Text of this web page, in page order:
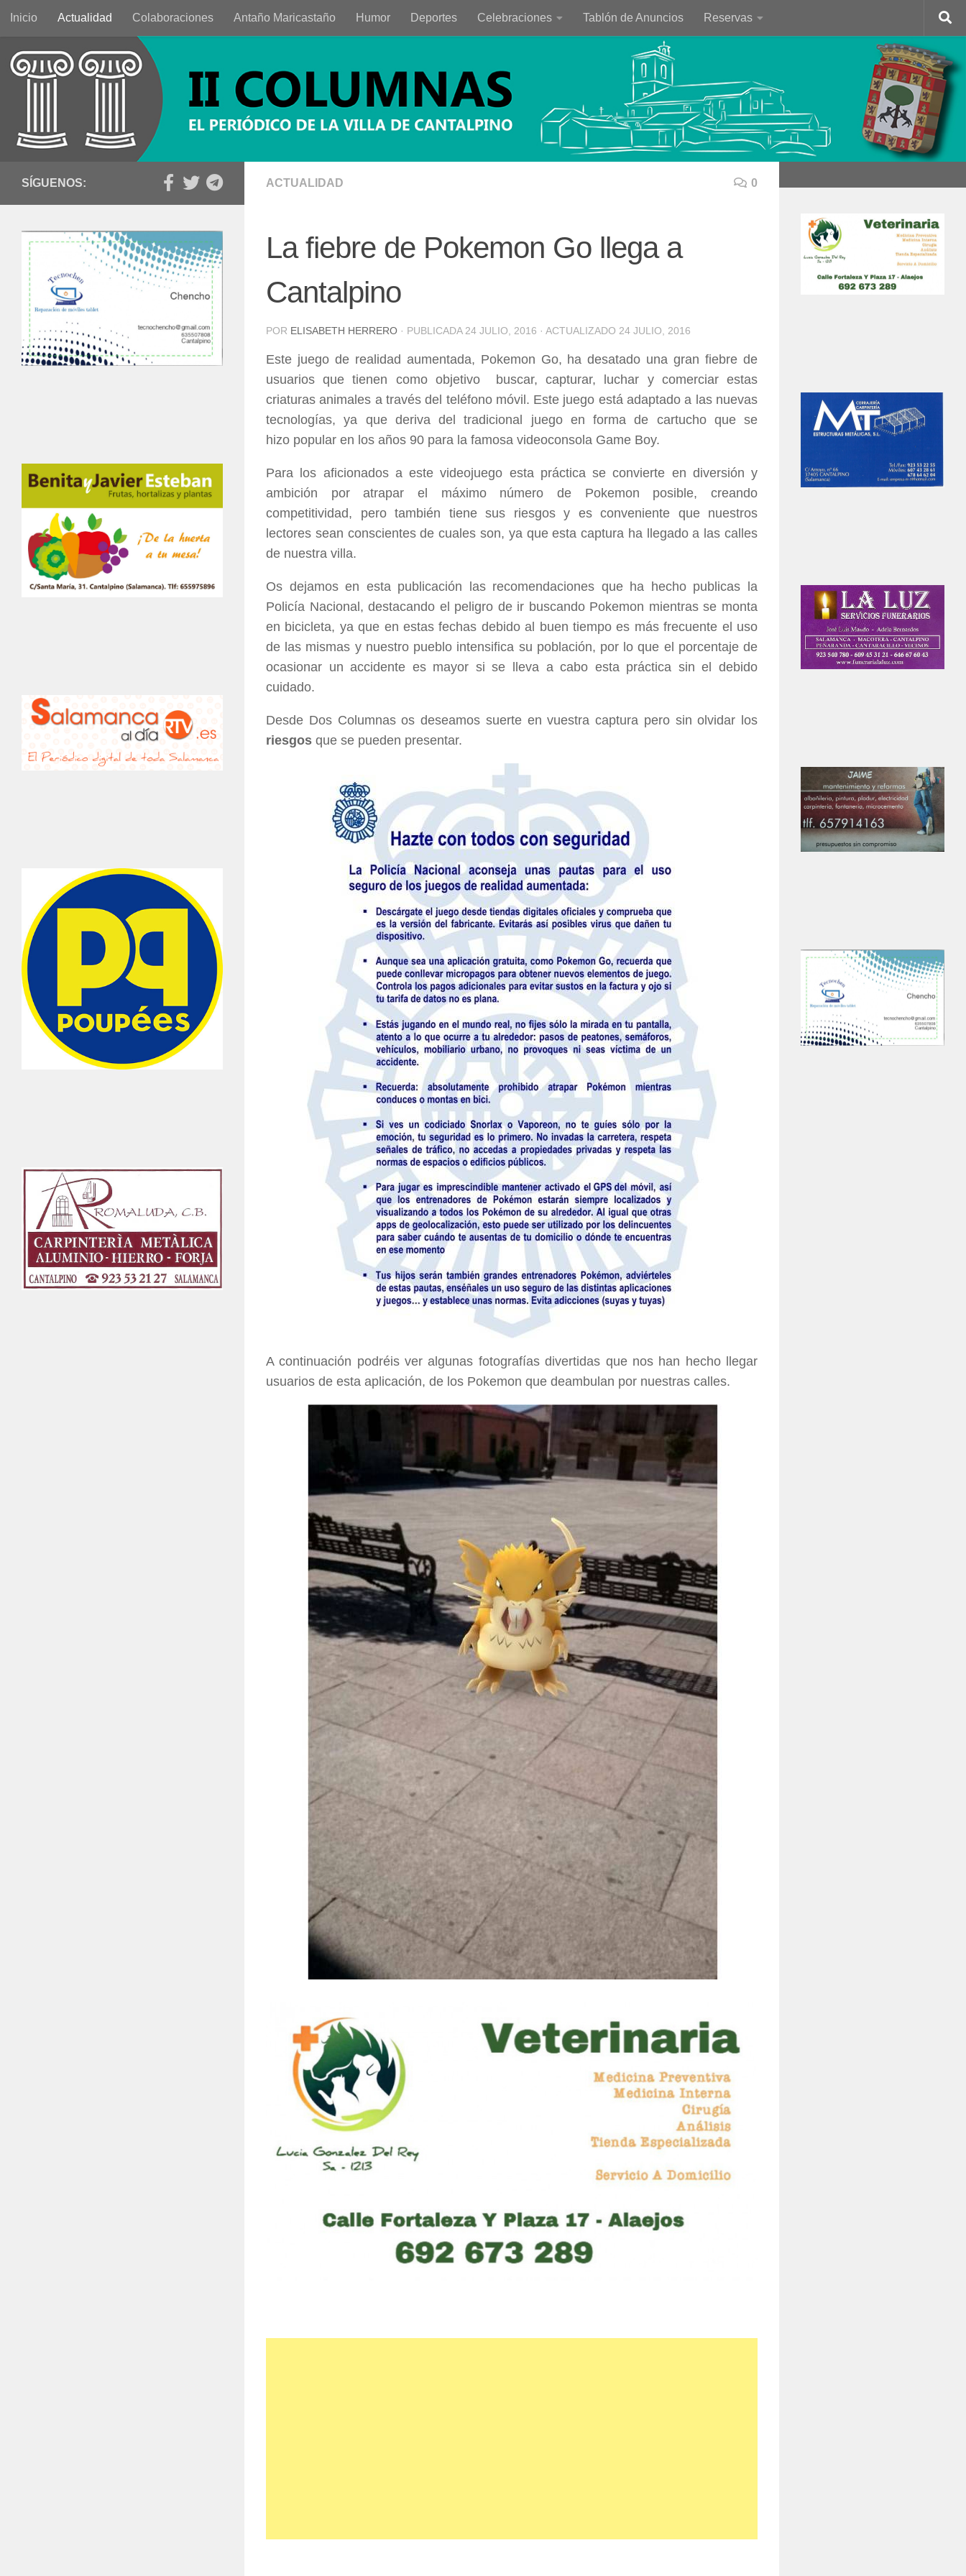
Saltar al contenido
Inicio Actualidad Colaboraciones Antaño Maricastaño Humor Deportes Celebraciones Tablón de Anuncios Reservas
ACTUALIDAD 0
La fiebre de Pokemon Go llega a
Cantalpino
POR ELISABETH HERRERO · PUBLICADA 24 JULIO, 2016 · ACTUALIZADO 24 JULIO, 2016
Este juego de realidad aumentada, Pokemon Go, ha desatado una gran fiebre de
usuarios que tienen como objetivo buscar, capturar, luchar y comerciar estas
criaturas animales a través del teléfono móvil. Este juego está adaptado a las nuevas
tecnologías, ya que deriva del tradicional juego en forma de cartucho que se
hizo popular en los años 90 para la famosa videoconsola Game Boy.
Para los aficionados a este videojuego esta práctica se convierte en diversión y
ambición por atrapar el máximo número de Pokemon posible, creando
competitividad, pero también tiene sus riesgos y es conveniente que nuestros
lectores sean conscientes de cuales son, ya que esta captura ha llegado a las calles
de nuestra villa.
Os dejamos en esta publicación las recomendaciones que ha hecho publicas la
Policía Nacional, destacando el peligro de ir buscando Pokemon mientras se monta
en bicicleta, ya que en estas fechas debido al buen tiempo es más frecuente el uso
de las mismas y nuestro pueblo intensifica su población, por lo que el porcentaje de
ocasionar un accidente es mayor si se lleva a cabo esta práctica sin el debido
cuidado.
Desde Dos Columnas os deseamos suerte en vuestra captura pero sin olvidar los
riesgos que se pueden presentar.
A continuación podréis ver algunas fotografías divertidas que nos han hecho llegar
usuarios de esta aplicación, de los Pokemon que deambulan por nuestras calles.
SÍGUENOS: